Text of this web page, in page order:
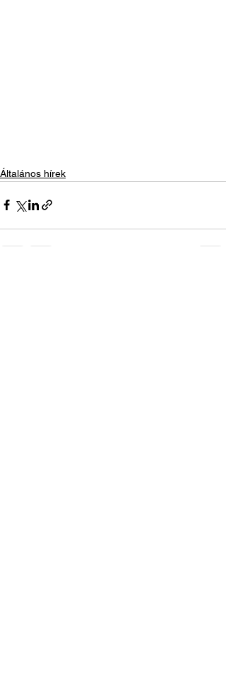
Általános hírek